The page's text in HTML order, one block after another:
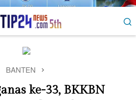
BANTEN
ke-33, BKKBN